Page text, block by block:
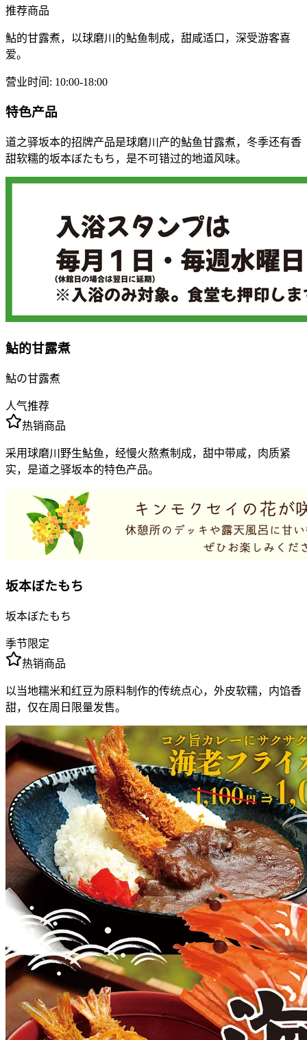
推荐商品
鮎的甘露煮，以球磨川的鮎鱼制成，甜咸适口，深受游客喜
爱。
营业时间 : 10:00-18:00
特色产品
道之驿坂本的招牌产品是球磨川产的鮎鱼甘露煮，冬季还有香
甜软糯的坂本ぼたもち，是不可错过的地道风味。
鮎的甘露煮
鮎の甘露煮
人气推荐
热销商品
采用球磨川野生鮎鱼，经慢火熬煮制成，甜中带咸，肉质紧
实，是道之驿坂本的特色产品。
坂本ぼたもち
坂本ぼたもち
季节限定
热销商品
以当地糯米和红豆为原料制作的传统点心，外皮软糯，内馅香
甜，仅在周日限量发售。